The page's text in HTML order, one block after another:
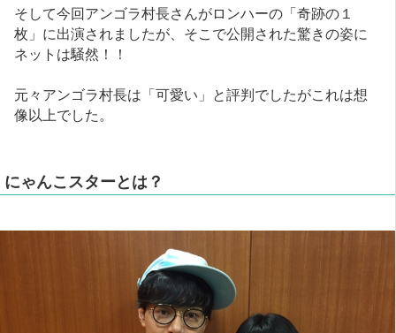
そして今回アンゴラ村長さんがロンハーの「奇跡の１
枚」に出演されましたが、そこで公開された驚きの姿に
ネットは騒然！！
元々アンゴラ村長は「可愛い」と評判でしたがこれは想
像以上でした。
にゃんこスターとは？